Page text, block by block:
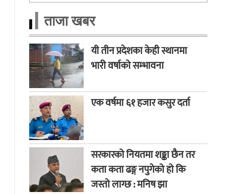
ताजा खबर
यी तीन प्रदेशका केही स्थानमा
भारी वर्षाको सम्भावना
एक वर्षमा ६१ हजार कसुर दर्ता
सरकारको नियतमा शङ्का छैन तर
कता कता ढङ्ग नपुगेको हो कि
जस्तो लाग्छ : मनिष झा